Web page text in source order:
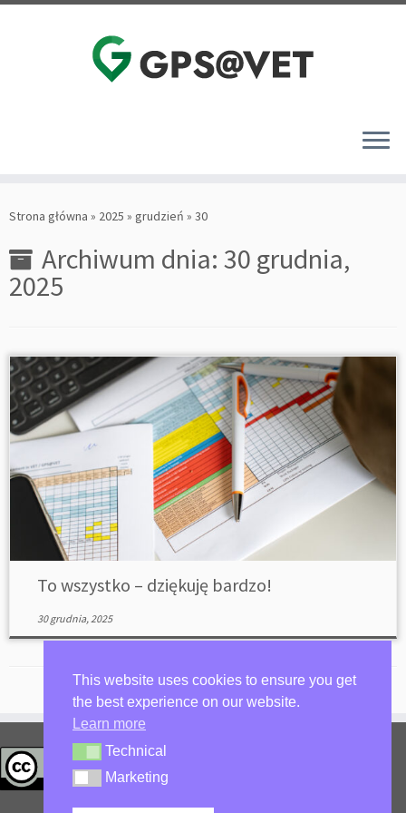
do
Strona główna » 2025 » grudzień » 30
Archiwum dnia: 30 grudnia,
2025
To wszystko – dziękuję bardzo!
30 grudnia, 2025
This website uses cookies to ensure you get
the best experience on our website.
Learn more
TechnicalTechnical
MarketingMarketing